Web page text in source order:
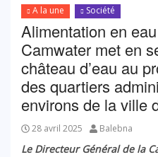
A la une Société
Alimentation en
Camwater met en
château d’eau au
des quartiers
environs de la ville
28 avril 2025 Balebna
Le Directeur Général de la